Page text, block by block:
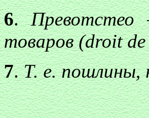
6.
товаров (droit
7.Т. е. пошлины,